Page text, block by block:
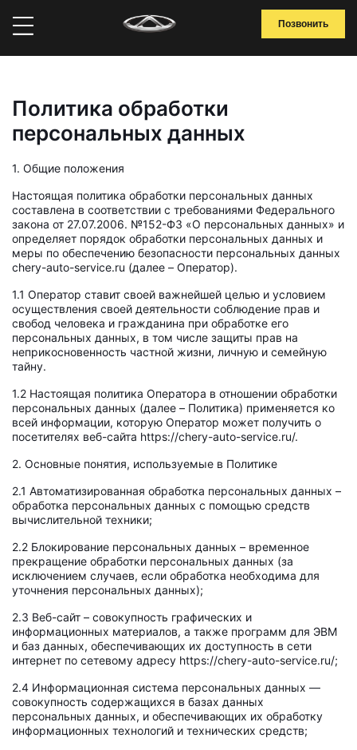
Позвонить
Политика обработки
персональных данных
1. Общие положения
Настоящая политика обработки персональных данных
составлена в соответствии с требованиями Федерального
закона от 27.07.2006. №152-ФЗ «О персональных данных» и
определяет порядок обработки персональных данных и
меры по обеспечению безопасности персональных данных
chery-auto-service.ru (далее – Оператор).
1.1 Оператор ставит своей важнейшей целью и условием
осуществления своей деятельности соблюдение прав и
свобод человека и гражданина при обработке его
персональных данных, в том числе защиты прав на
неприкосновенность частной жизни, личную и семейную
тайну.
1.2 Настоящая политика Оператора в отношении обработки
персональных данных (далее – Политика) применяется ко
всей информации, которую Оператор может получить о
посетителях веб-сайта https://chery-auto-service.ru/.
2. Основные понятия, используемые в Политике
2.1 Автоматизированная обработка персональных данных –
обработка персональных данных с помощью средств
вычислительной техники;
2.2 Блокирование персональных данных – временное
прекращение обработки персональных данных (за
исключением случаев, если обработка необходима для
уточнения персональных данных);
2.3 Веб-сайт – совокупность графических и
информационных материалов, а также программ для ЭВМ
и баз данных, обеспечивающих их доступность в сети
интернет по сетевому адресу https://chery-auto-service.ru/;
2.4 Информационная система персональных данных —
совокупность содержащихся в базах данных
персональных данных, и обеспечивающих их обработку
информационных технологий и технических средств;